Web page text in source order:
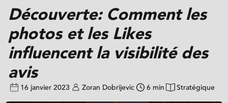
Découverte: Comment les
photos et les Likes
influencent la visibilité des
avis
16 janvier 2023 Zoran Dobrijevic 6 min Stratégique